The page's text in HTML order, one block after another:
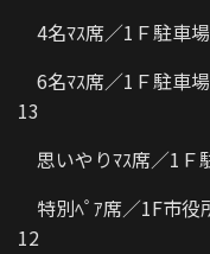
4名ﾏｽ席／1Ｆ
6名ﾏｽ席／1Ｆ
13
思いやりﾏｽ席／
特別ﾍﾟｱ席／1F市
12